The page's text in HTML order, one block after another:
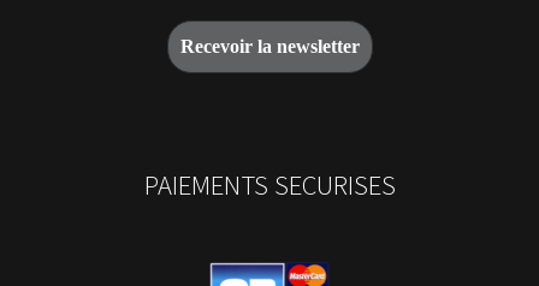
PAIEMENTS SECURISES